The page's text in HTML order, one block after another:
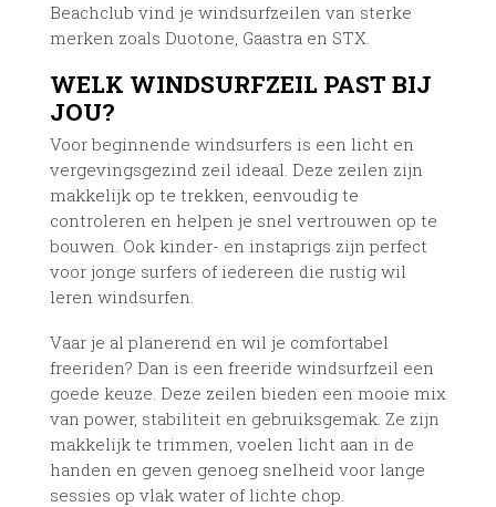
Beachclub vind je windsurfzeilen van sterke
merken zoals Duotone, Gaastra en STX.
WELK WINDSURFZEIL PAST BIJ
JOU?
Voor beginnende windsurfers is een licht en
vergevingsgezind zeil ideaal. Deze zeilen zijn
makkelijk op te trekken, eenvoudig te
controleren en helpen je snel vertrouwen op te
bouwen. Ook kinder- en instaprigs zijn perfect
voor jonge surfers of iedereen die rustig wil
leren windsurfen.
Vaar je al planerend en wil je comfortabel
freeriden? Dan is een freeride windsurfzeil een
goede keuze. Deze zeilen bieden een mooie mix
van power, stabiliteit en gebruiksgemak. Ze zijn
makkelijk te trimmen, voelen licht aan in de
handen en geven genoeg snelheid voor lange
sessies op vlak water of lichte chop.